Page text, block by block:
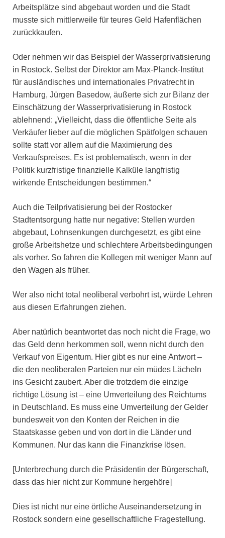
Arbeitsplätze sind abgebaut worden und die Stadt
musste sich mittlerweile für teures Geld Hafenflächen
zurückkaufen.
Oder nehmen wir das Beispiel der Wasserprivatisierung
in Rostock. Selbst der Direktor am Max-Planck-Institut
für ausländisches und internationales Privatrecht in
Hamburg, Jürgen Basedow, äußerte sich zur Bilanz der
Einschätzung der Wasserprivatisierung in Rostock
ablehnend: „Vielleicht, dass die öffentliche Seite als
Verkäufer lieber auf die möglichen Spätfolgen schauen
sollte statt vor allem auf die Maximierung des
Verkaufspreises. Es ist problematisch, wenn in der
Politik kurzfristige finanzielle Kalküle langfristig
wirkende Entscheidungen bestimmen.“
Auch die Teilprivatisierung bei der Rostocker
Stadtentsorgung hatte nur negative: Stellen wurden
abgebaut, Lohnsenkungen durchgesetzt, es gibt eine
große Arbeitshetze und schlechtere Arbeitsbedingungen
als vorher. So fahren die Kollegen mit weniger Mann auf
den Wagen als früher.
Wer also nicht total neoliberal verbohrt ist, würde Lehren
aus diesen Erfahrungen ziehen.
Aber natürlich beantwortet das noch nicht die Frage, wo
das Geld denn herkommen soll, wenn nicht durch den
Verkauf von Eigentum. Hier gibt es nur eine Antwort –
die den neoliberalen Parteien nur ein müdes Lächeln
ins Gesicht zaubert. Aber die trotzdem die einzige
richtige Lösung ist – eine Umverteilung des Reichtums
in Deutschland. Es muss eine Umverteilung der Gelder
bundesweit von den Konten der Reichen in die
Staatskasse geben und von dort in die Länder und
Kommunen. Nur das kann die Finanzkrise lösen.
[Unterbrechung durch die Präsidentin der Bürgerschaft,
dass das hier nicht zur Kommune hergehöre]
Dies ist nicht nur eine örtliche Auseinandersetzung in
Rostock sondern eine gesellschaftliche Fragestellung.